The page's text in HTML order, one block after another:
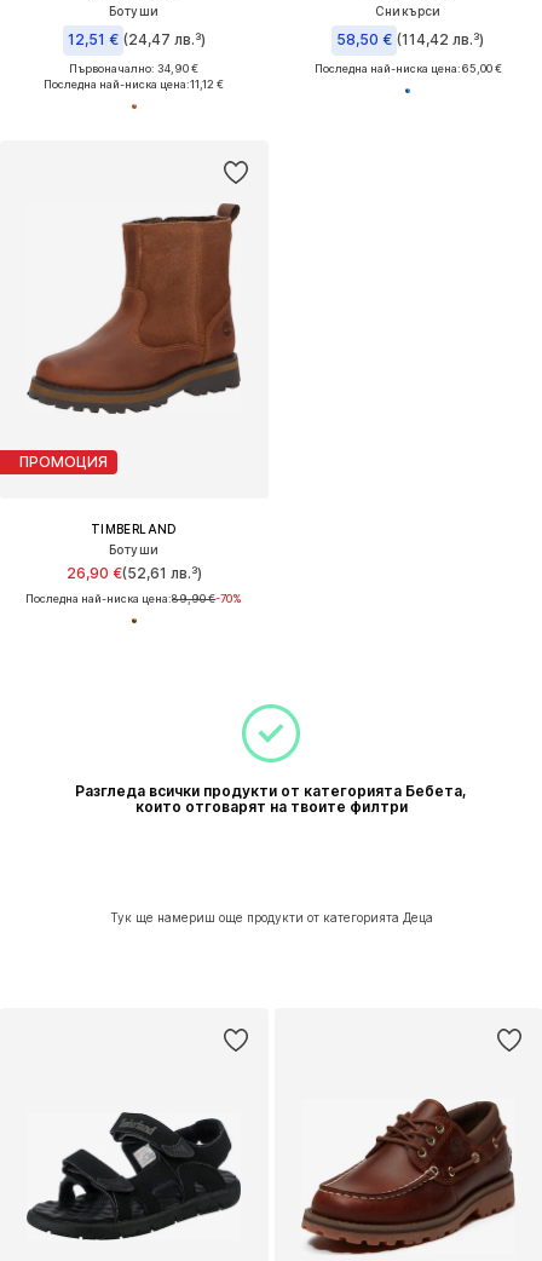
Ботуши
12,51 € (24,47 лв.³)
Първоначално: 34,90 €
Последна най-ниска цена:11,12 €
Сникърси
58,50 € (114,42 лв.³)
Последна най-ниска цена:65,00 €
ПРОМОЦИЯ
TIMBERLAND
Ботуши
26,90 €(52,61 лв.³)
Последна най-ниска цена:89,90 €-70%
Разгледа всички продукти от категорията Бебета,
които отговарят на твоите филтри
Тук ще намериш още продукти от категорията Деца